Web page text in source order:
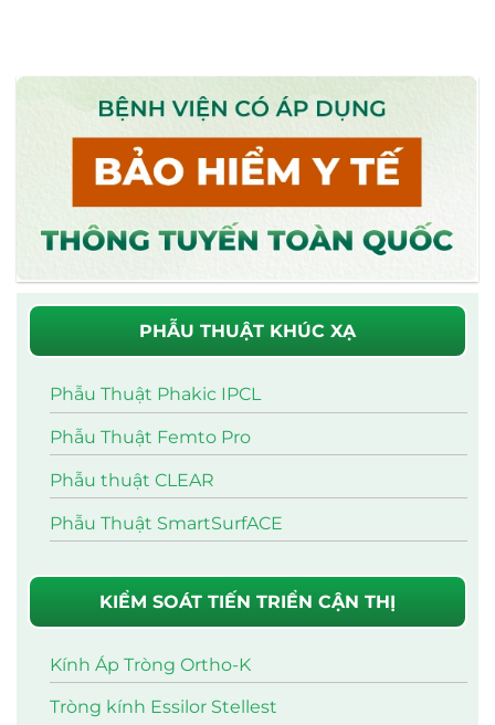
PHẪU THUẬT KHÚC XẠ
Phẫu Thuật Phakic IPCL
Phẫu Thuật Femto Pro
Phẫu thuật CLEAR
Phẫu Thuật SmartSurfACE
KIỂM SOÁT TIẾN TRIỂN CẬN THỊ
Kính Áp Tròng Ortho-K
Tròng kính Essilor Stellest